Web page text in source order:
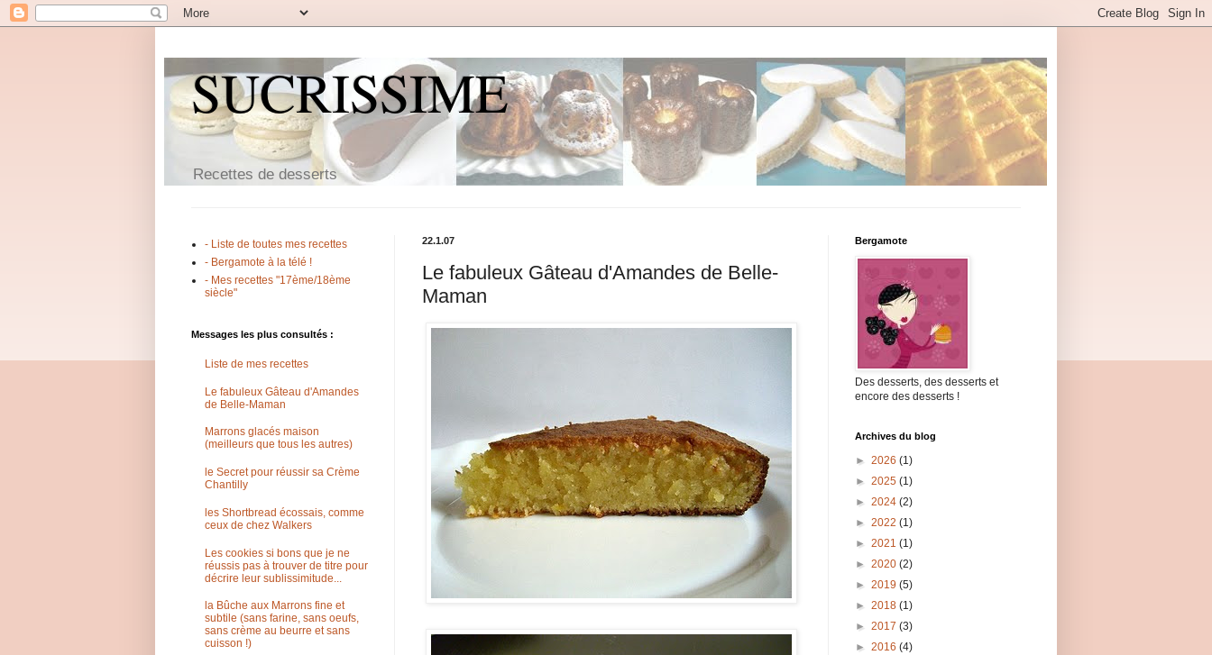
SUCRISSIME
Recettes de desserts
22.1.07
Le fabuleux Gâteau d'Amandes de Belle-
Maman
- Liste de toutes mes recettes
- Bergamote à la télé !
- Mes recettes "17ème/18ème
siècle"
Messages les plus consultés :
Liste de mes recettes
Le fabuleux Gâteau d'Amandes
de Belle-Maman
Marrons glacés maison
(meilleurs que tous les autres)
le Secret pour réussir sa Crème
Chantilly
les Shortbread écossais, comme
ceux de chez Walkers
Les cookies si bons que je ne
réussis pas à trouver de titre pour
décrire leur sublissimitude...
la Bûche aux Marrons fine et
subtile (sans farine, sans oeufs,
sans crème au beurre et sans
cuisson !)
Bergamote
Des desserts, des desserts et
encore des desserts !
Archives du blog
► 2026 (1)
► 2025 (1)
► 2024 (2)
► 2022 (1)
► 2021 (1)
► 2020 (2)
► 2019 (5)
► 2018 (1)
► 2017 (3)
► 2016 (4)